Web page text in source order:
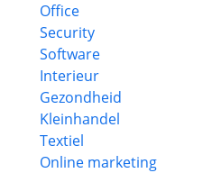
Office
Security
Software
Interieur
Gezondheid
Kleinhandel
Textiel
Online marketing